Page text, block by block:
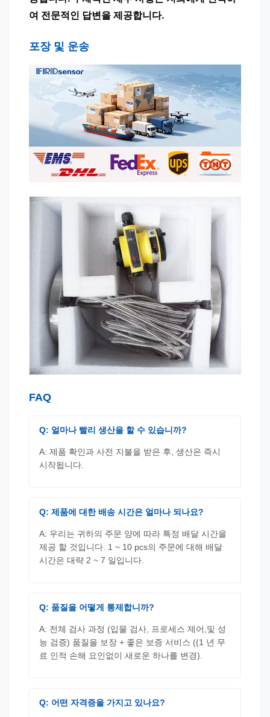
여 전문적인 답변을 제공합니다.
포장 및 운송
FAQ
Q: 얼마나 빨리 생산을 할 수 있습니까?
A: 제품 확인과 사전 지불을 받은 후, 생산은 즉시
시작됩니다.
Q: 제품에 대한 배송 시간은 얼마나 되나요?
A: 우리는 귀하의 주문 양에 따라 특정 배달 시간을
제공 할 것입니다. 1 ~ 10 pcs의 주문에 대해 배달
시간은 대략 2 ~ 7 일입니다.
Q: 품질을 어떻게 통제합니까?
A: 전체 검사 과정 (입물 검사, 프로세스 제어,및 성
능 검증) 품질을 보장 + 좋은 보증 서비스 ((1 년 무
료 인적 손해 요인없이 새로운 하나를 변경).
Q: 어떤 자격증을 가지고 있나요?